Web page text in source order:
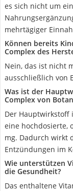
es sich nicht um
mehrtägiger
Können bereits
Complex des
Nein, das ist nicht
ausschließlich von
Was ist der
Complex von
Der Hauptwirkstoff
eine hochdosierte,
mg. Dadurch wirkt
Entzündungen im
Wie unterstützen
die Gesundheit?
Das enthaltene